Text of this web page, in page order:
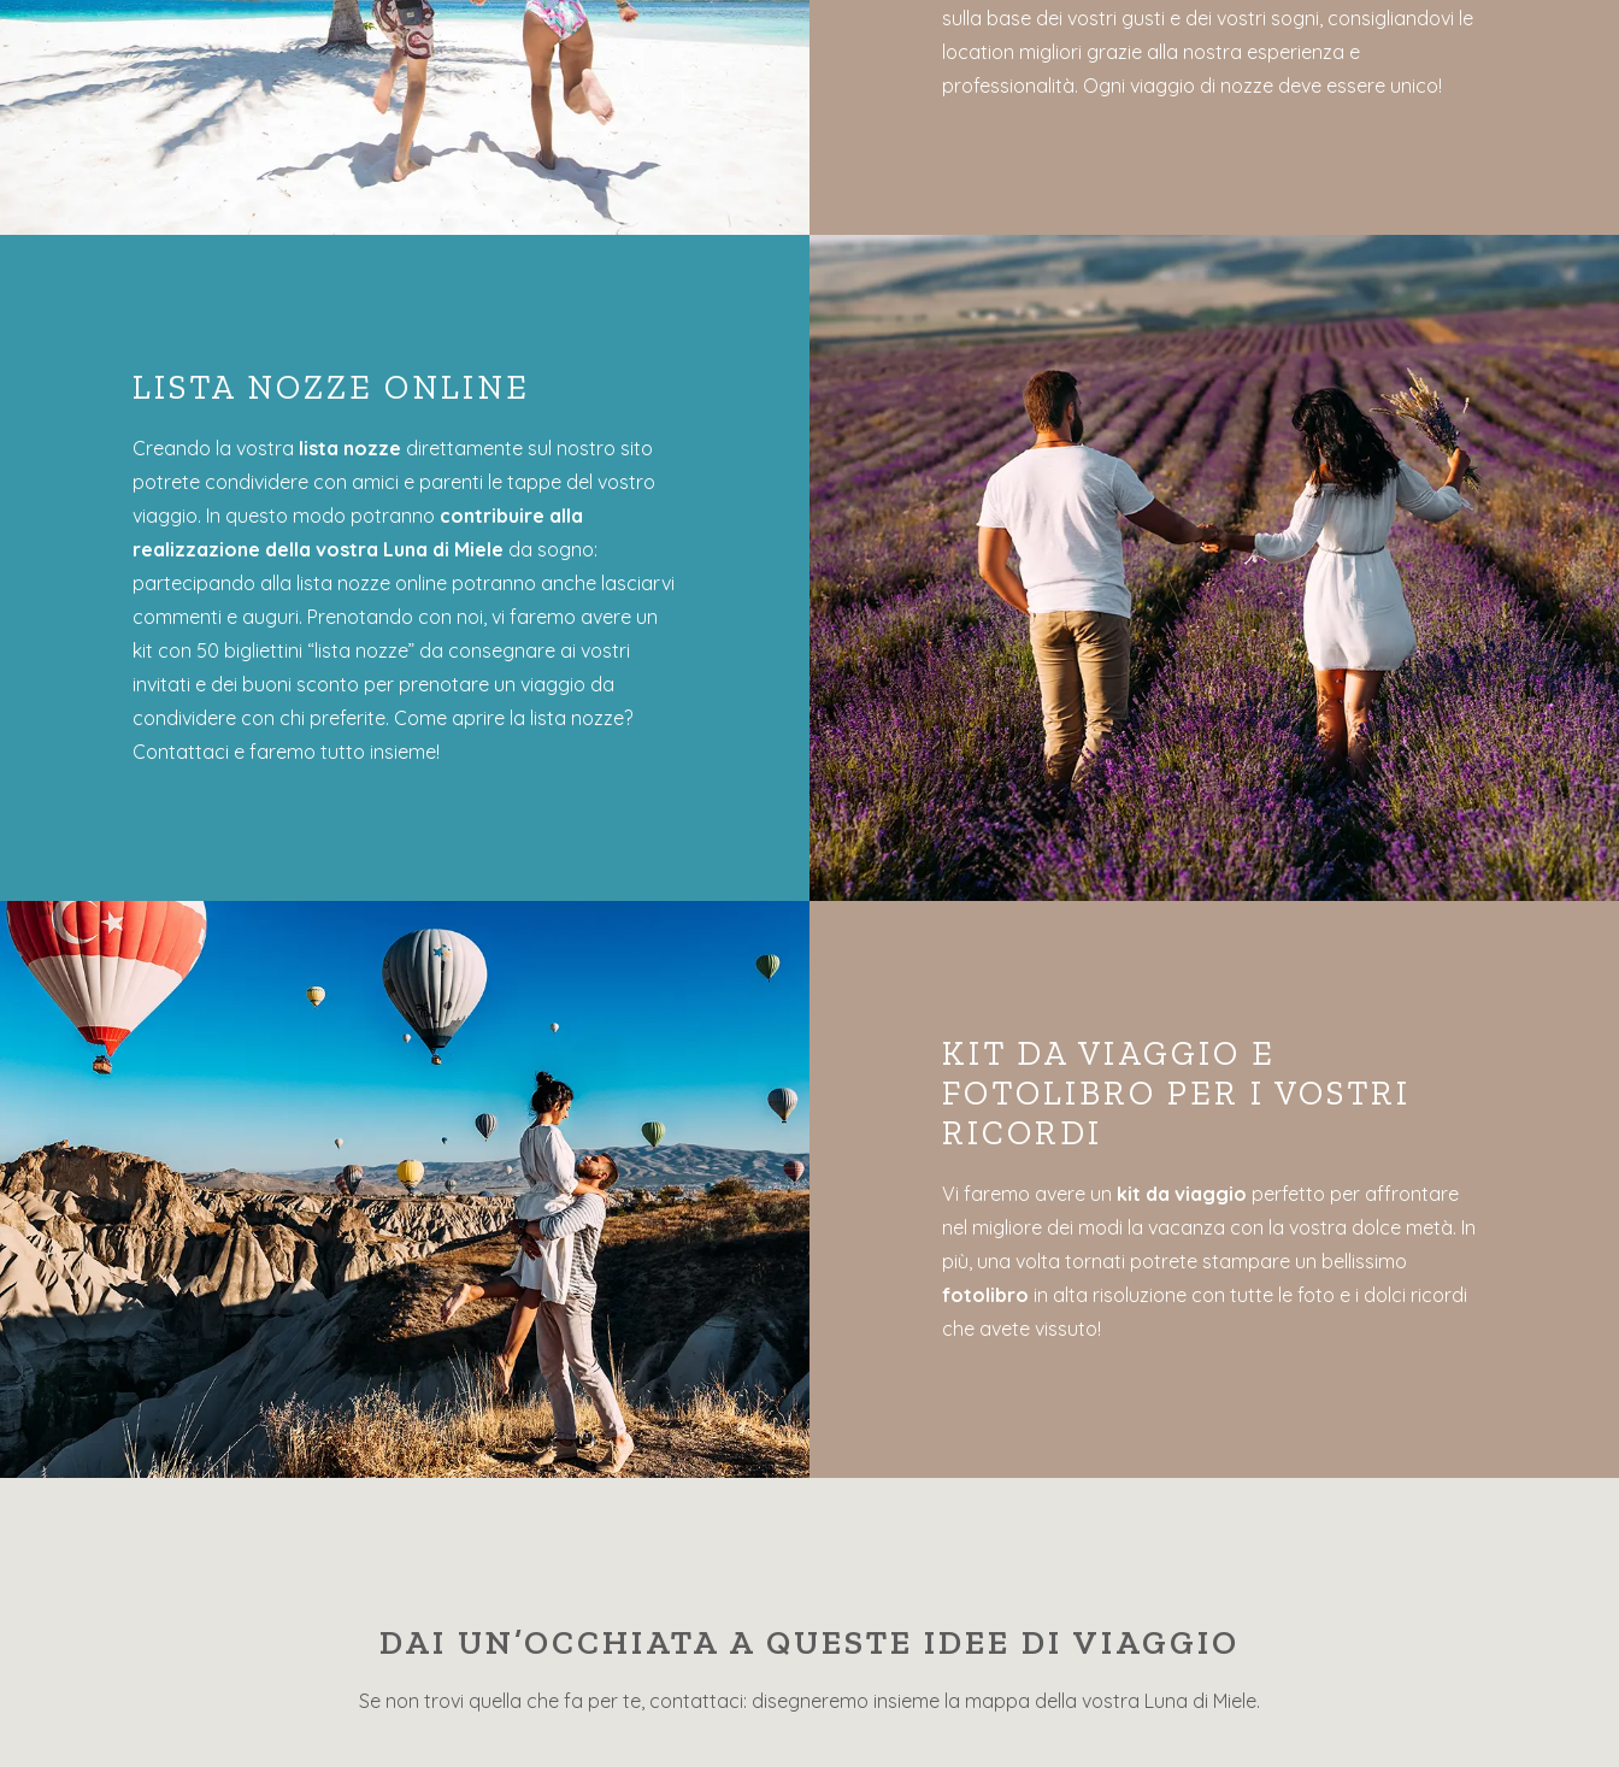
sulla base dei vostri gusti e dei vostri sogni, consigliandovi le
location migliori grazie alla nostra esperienza e
professionalità. Ogni viaggio di nozze deve essere unico!
LISTA NOZZE ONLINE
Creando la vostra lista nozze direttamente sul nostro sito
potrete condividere con amici e parenti le tappe del vostro
viaggio. In questo modo potranno contribuire alla
realizzazione della vostra Luna di Miele da sogno:
partecipando alla lista nozze online potranno anche lasciarvi
commenti e auguri. Prenotando con noi, vi faremo avere un
kit con 50 bigliettini “lista nozze” da consegnare ai vostri
invitati e dei buoni sconto per prenotare un viaggio da
condividere con chi preferite. Come aprire la lista nozze?
Contattaci e faremo tutto insieme!
KIT DA VIAGGIO E
FOTOLIBRO PER I VOSTRI
RICORDI
Vi faremo avere un kit da viaggio perfetto per affrontare
nel migliore dei modi la vacanza con la vostra dolce metà. In
più, una volta tornati potrete stampare un bellissimo
fotolibro in alta risoluzione con tutte le foto e i dolci ricordi
che avete vissuto!
DAI UN’OCCHIATA A QUESTE IDEE DI VIAGGIO
Se non trovi quella che fa per te, contattaci: disegneremo insieme la mappa della vostra Luna di Miele.